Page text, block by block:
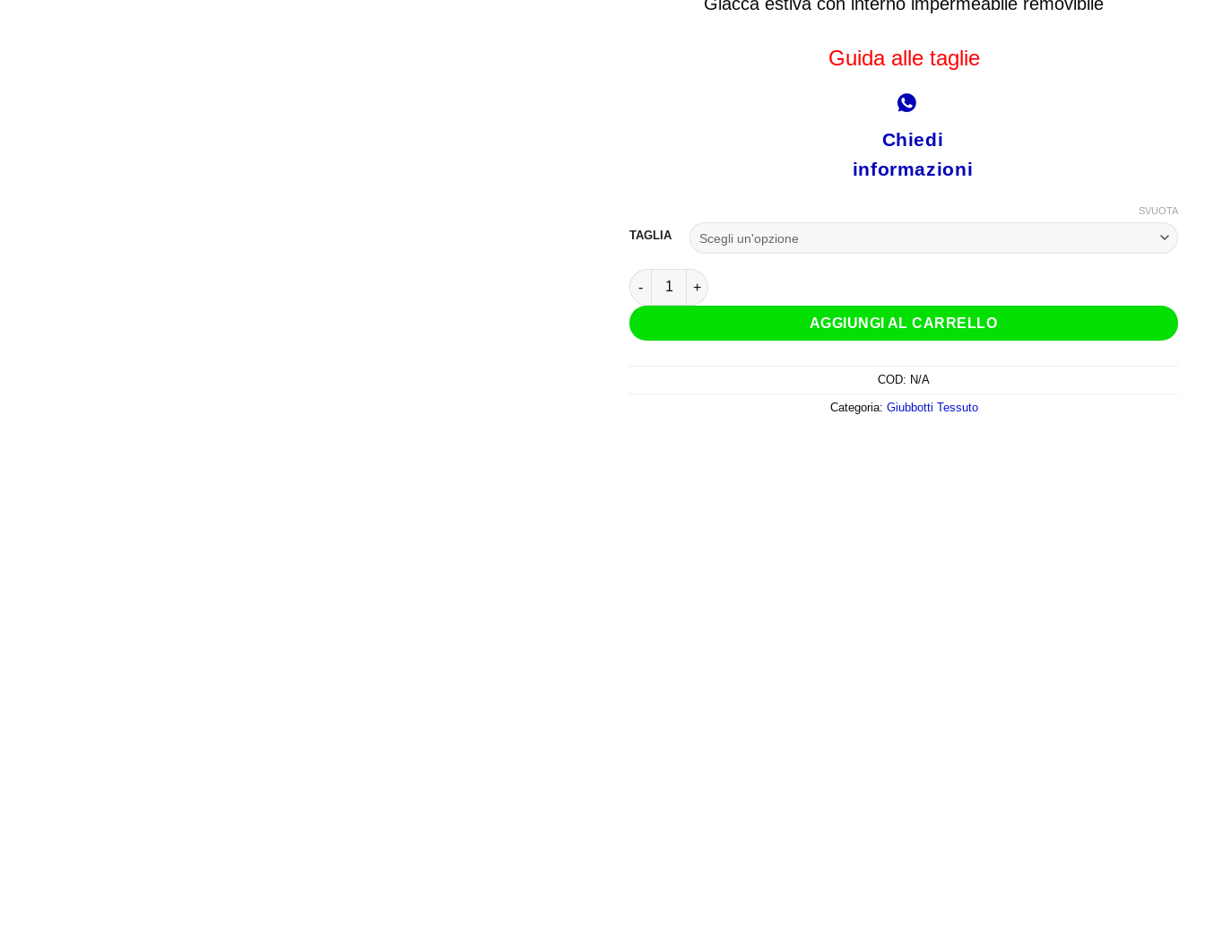
€ 160,00.
Guida alle taglie
Chiedi
informazioni
TAGLIA
SVUOTA
Giacca LS2 Bolton Air Grigio Nero quantità
AGGIUNGI AL CARRELLO
COD: N/A
Categoria: Giubbotti Tessuto